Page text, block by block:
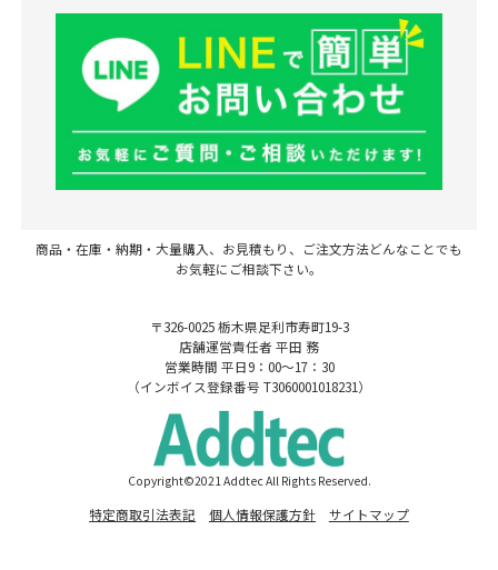
商品・在庫・納期・大量購入、お見積もり、ご注文方法どんなことでも
お気軽にご相談下さい。
〒326-0025 栃木県足利市寿町19-3
店舗運営責任者 平田 務
営業時間 平日9：00～17：30
（インボイス登録番号 T3060001018231）
Copyright©2021 Addtec All Rights Reserved.
特定商取引法表記 個人情報保護方針 サイトマップ